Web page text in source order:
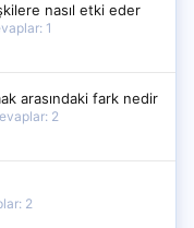
nasıl etki eder
1
arasındaki fark nedir
2
2